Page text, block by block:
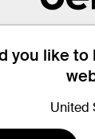
you like
United